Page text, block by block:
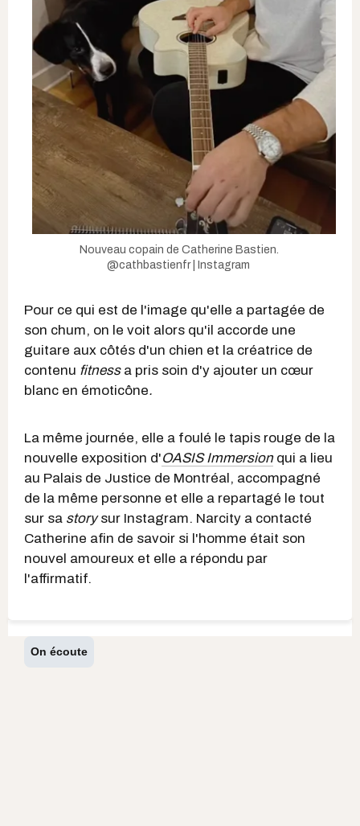
Nouveau copain de Catherine Bastien.
@cathbastienfr | Instagram
Pour ce qui est de l'image qu'elle a partagée de
son chum, on le voit alors qu'il accorde une
guitare aux côtés d'un chien et la créatrice de
contenu fitness a pris soin d'y ajouter un cœur
blanc en émoticône.
La même journée, elle a foulé le tapis rouge de la
nouvelle exposition d'OASIS Immersionqui a lieu
au Palais de Justice de Montréal, accompagné
de la même personne et elle a repartagé le tout
sur sa storysur Instagram. Narcity a contacté
Catherine afin de savoir si l'homme était son
nouvel amoureux et elle a répondu par
l'affirmatif.
On écoute